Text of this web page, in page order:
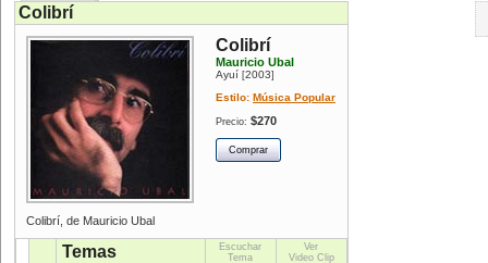
Colibrí
Colibrí
Mauricio Ubal
Ayuí [2003]
Estilo: Música Popular
Precio: $270
Colibrí, de Mauricio Ubal
Temas
Escuchar
Tema
Ver
Video Clip